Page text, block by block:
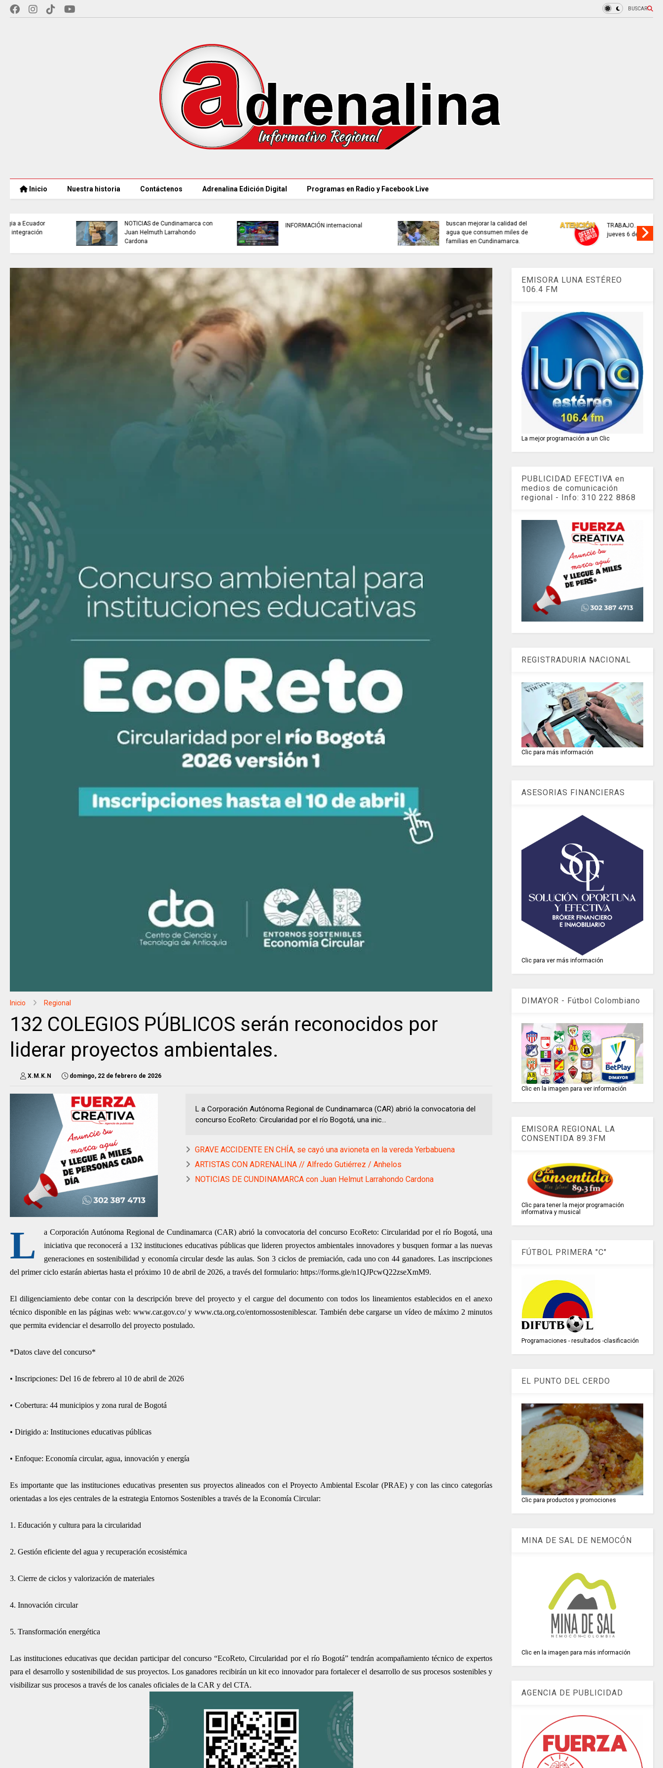
BUSCAR
Inicio Nuestra historia Contáctenos Adrenalina Edición Digital Programas en Radio y Facebook Live
buscan mejorar la calidad del
agua que consumen miles de
familias en Cundinamarca.
TRABAJO....................si hay //
jueves 6 de agosto de 2026
REFLEXIÓN DE HOY
interactivo para consultar
recaudo de aportes a la
seguridad social.
Inicio Regional
132 COLEGIOS PÚBLICOS serán reconocidos por
liderar proyectos ambientales.
X.M.K.N domingo, 22 de febrero de 2026
L a Corporación Autónoma Regional de Cundinamarca (CAR) abrió la convocatoria del
concurso EcoReto: Circularidad por el río Bogotá, una inic...
GRAVE ACCIDENTE EN CHÍA, se cayó una avioneta en la vereda Yerbabuena
ARTISTAS CON ADRENALINA // Alfredo Gutiérrez / Anhelos
NOTICIAS DE CUNDINAMARCA con Juan Helmut Larrahondo Cardona
L
a Corporación Autónoma Regional de Cundinamarca (CAR) abrió la convocatoria del concurso EcoReto: Circularidad por el río Bogotá, una
iniciativa que reconocerá a 132 instituciones educativas públicas que lideren proyectos ambientales innovadores y busquen formar a las nuevas
generaciones en sostenibilidad y economía circular desde las aulas. Son 3 ciclos de premiación, cada uno con 44 ganadores. Las inscripciones
del primer ciclo estarán abiertas hasta el próximo 10 de abril de 2026, a través del formulario: https://forms.gle/n1QJPcwQ22zseXmM9.
El diligenciamiento debe contar con la descripción breve del proyecto y el cargue del documento con todos los lineamientos establecidos en el anexo
técnico disponible en las páginas web: www.car.gov.co/ y www.cta.org.co/entornossosteniblescar. También debe cargarse un vídeo de máximo 2 minutos
que permita evidenciar el desarrollo del proyecto postulado.
*Datos clave del concurso*
• Inscripciones: Del 16 de febrero al 10 de abril de 2026
• Cobertura: 44 municipios y zona rural de Bogotá
• Dirigido a: Instituciones educativas públicas
• Enfoque: Economía circular, agua, innovación y energía
Es importante que las instituciones educativas presenten sus proyectos alineados con el Proyecto Ambiental Escolar (PRAE) y con las cinco categorías
orientadas a los ejes centrales de la estrategia Entornos Sostenibles a través de la Economía Circular:
1. Educación y cultura para la circularidad
2. Gestión eficiente del agua y recuperación ecosistémica
3. Cierre de ciclos y valorización de materiales
4. Innovación circular
5. Transformación energética
Las instituciones educativas que decidan participar del concurso “EcoReto, Circularidad por el río Bogotá” tendrán acompañamiento técnico de expertos
para el desarrollo y sostenibilidad de sus proyectos. Los ganadores recibirán un kit eco innovador para fortalecer el desarrollo de sus procesos sostenibles y
visibilizar sus procesos a través de los canales oficiales de la CAR y del CTA.
EMISORA LUNA ESTÉREO
106.4 FM
La mejor programación a un Clic
PUBLICIDAD EFECTIVA en
medios de comunicación
regional - Info: 310 222 8868
REGISTRADURIA NACIONAL
Clic para más información
ASESORIAS FINANCIERAS
Clic para ver más información
DIMAYOR - Fútbol Colombiano
Clic en la imagen para ver información
EMISORA REGIONAL LA
CONSENTIDA 89.3FM
Clic para tener la mejor programación
informativa y musical
FÚTBOL PRIMERA "C"
Programaciones - resultados -clasificación
EL PUNTO DEL CERDO
Clic para productos y promociones
MINA DE SAL DE NEMOCÓN
Clic en la imagen para más información
AGENCIA DE PUBLICIDAD